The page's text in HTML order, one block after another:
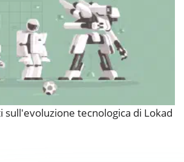
tecnologica di Lokad